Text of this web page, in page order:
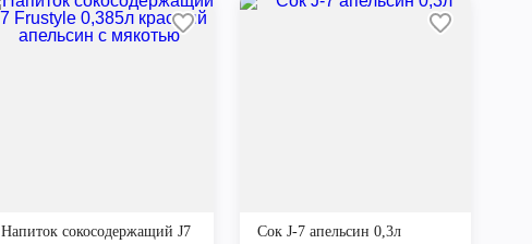
Напиток сокосодержащий J7
Сок J-7 апельсин 0,3л